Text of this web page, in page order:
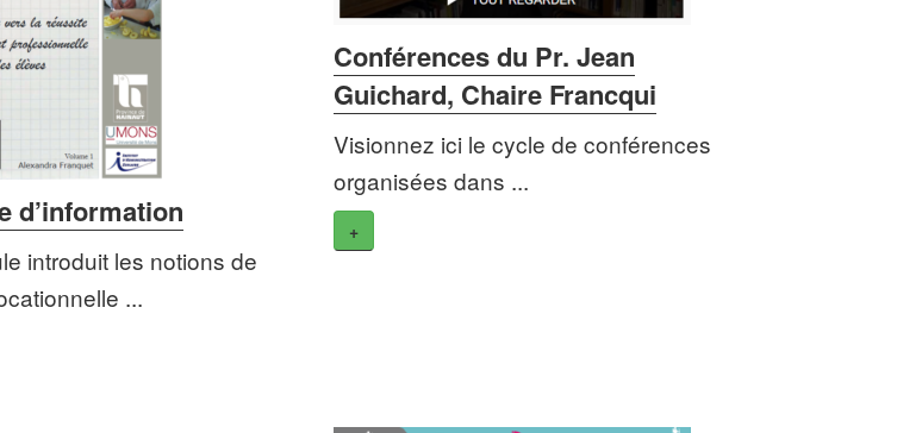
d’information
introduit les notions de
...
Conférences du Pr. Jean
Guichard, Chaire Francqui
Visionnez ici le cycle de conférences
organisées dans ...
+